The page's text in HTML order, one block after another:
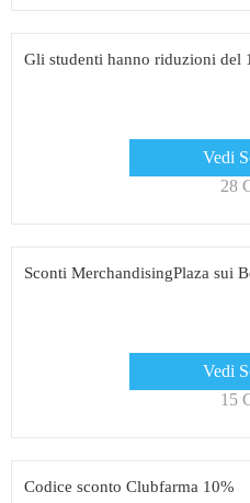
Gli studenti hanno riduzioni del
Vedi
28
Sconti MerchandisingPlaza sui
Vedi
15
Codice sconto Clubfarma 10%